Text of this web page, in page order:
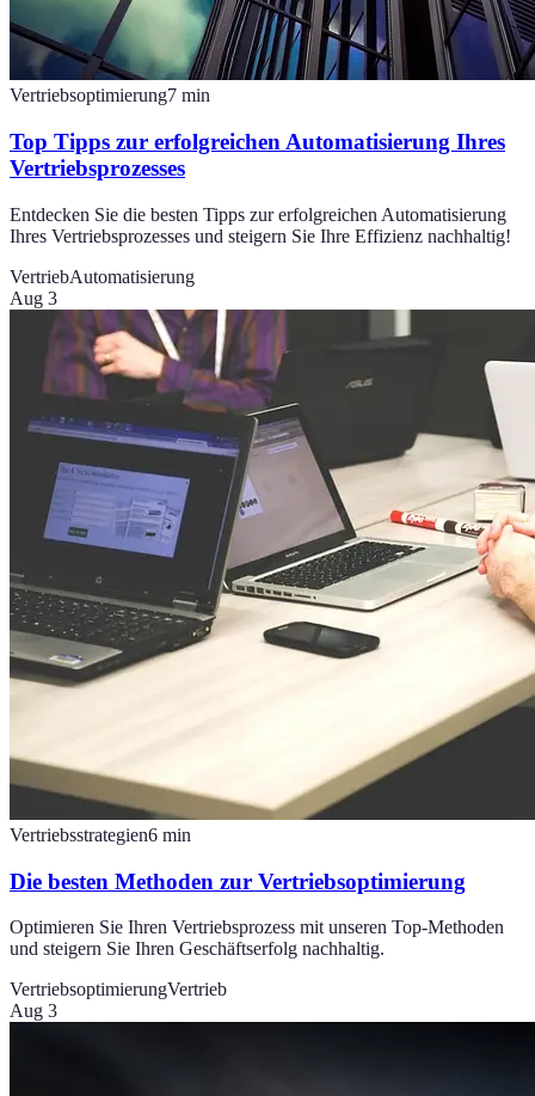
Vertriebsoptimierung7 min
Top Tipps zur erfolgreichen Automatisierung Ihres
Vertriebsprozesses
Entdecken Sie die besten Tipps zur erfolgreichen Automatisierung
Ihres Vertriebsprozesses und steigern Sie Ihre Effizienz nachhaltig!
VertriebAutomatisierung
Aug 3
Vertriebsstrategien6 min
Die besten Methoden zur Vertriebsoptimierung
Optimieren Sie Ihren Vertriebsprozess mit unseren Top-Methoden
und steigern Sie Ihren Geschäftserfolg nachhaltig.
VertriebsoptimierungVertrieb
Aug 3